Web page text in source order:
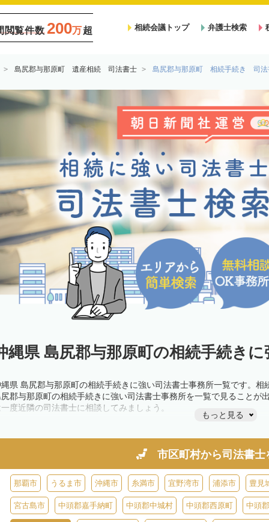
閲覧件数 200万超 相続会議トップ 弁護士検索
島尻郡与那原町 遺産相続 司法書士 島尻郡与那原町 相続手続き 司法
縄県 島尻郡与那原町の相続手続き
県 島尻郡与那原町の相続手続きに強い司法書士事務所一覧です。
郡与那原町の相続手続きに強い司法書士事務所を一覧で見ることが
度近隣の司法書士に相談してみましょう。
もっと見る
市区町村から司法書士
那覇市 うるま市 沖縄市 糸満市 宜野湾市 浦添市 豊見
宮古島市 中頭郡嘉手納町 中頭郡中城村 中頭郡西原町 中頭